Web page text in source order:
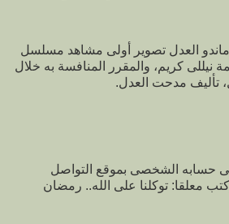
ماندو العدل تصوير أولى مشاهد مسلسل
نيللى كريم، والمقرر المنافسة به خلال
تأليف مدحت العدل.
حسابه الشخصى بموقع التواصل
معلقا: توكلنا على الله.. رمضان